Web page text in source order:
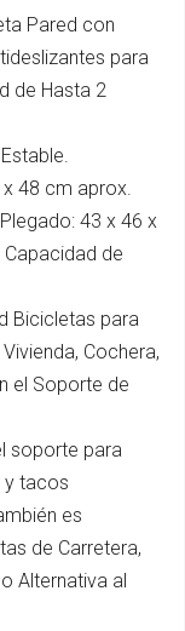
Pared con
para
de Hasta 2
48 cm aprox.
43 x 46 x
de
Bicicletas para
Cochera,
el Soporte de
soporte para
y tacos
es
de Carretera,
Alternativa al